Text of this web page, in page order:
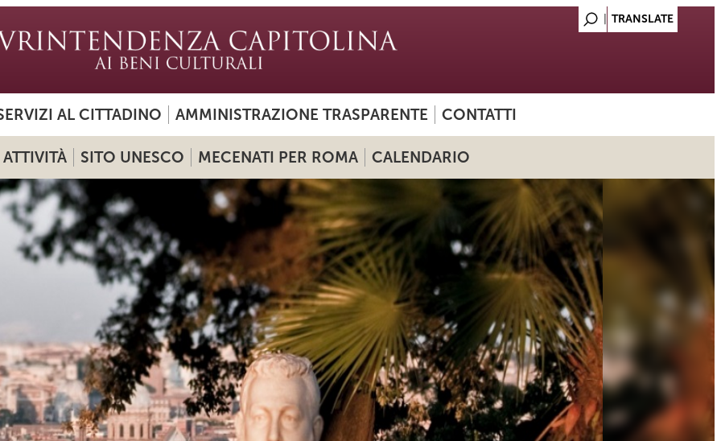
AL CITTADINO AMMINISTRAZIONE TRASPARENTE CONTATTI
ATTIVITÀ SITO UNESCO MECENATI PER ROMA CALENDARIO